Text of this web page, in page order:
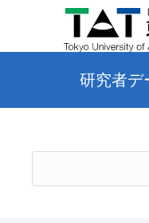
研究者デ